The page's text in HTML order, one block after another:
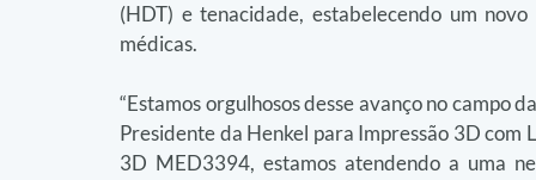
(HDT) e tenacidade, estabelecendo um
médicas.
“Estamos orgulhosos desse avanço no campo
Presidente da Henkel para Impressão 3D
3D MED3394, estamos atendendo a uma